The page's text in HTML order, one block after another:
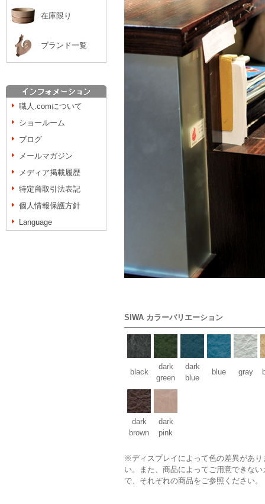
在庫限り
ブランド一覧
職人.comについて
ショールーム
ブログ
メールマガジン
メディア掲載履歴
特定商取引法表記
個人情報保護方針
Language
SIWA カラーバリエーション
black
dark
green
dark
blue
blue gray
dark
brown
dark
pink
※ディスプレイによって色の差異があり
い。また、商品によってご用意できな
で、それぞれの商品をご参照ください。